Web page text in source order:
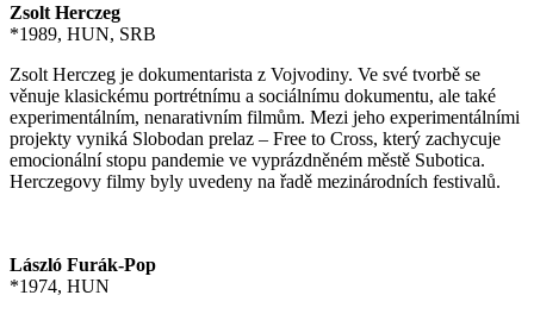
Zsolt Herczeg
*1989, HUN, SRB
Zsolt Herczeg je dokumentarista z Vojvodiny. Ve své tvorbě se
věnuje klasickému portrétnímu a sociálnímu dokumentu, ale také
experimentálním, nenarativním filmům. Mezi jeho experimentálními
projekty vyniká Slobodan prelaz – Free to Cross, který zachycuje
emocionální stopu pandemie ve vyprázdněném městě Subotica.
Herczegovy filmy byly uvedeny na řadě mezinárodních festivalů.
László Furák-Pop
*1974, HUN